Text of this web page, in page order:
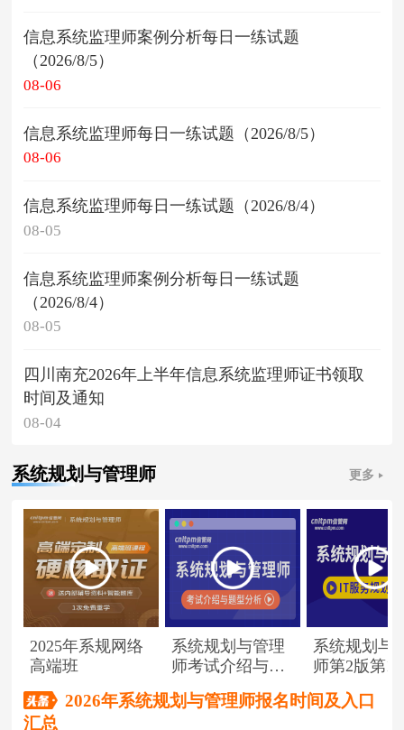
信息系统监理师案例分析每日一练试题
（2026/8/5）
08-06
信息系统监理师每日一练试题（2026/8/5）
08-06
信息系统监理师每日一练试题（2026/8/4）
08-05
信息系统监理师案例分析每日一练试题
（2026/8/4）
08-05
四川南充2026年上半年信息系统监理师证书领取
时间及通知
08-04
系统规划与管理师 更多
2025年系规网络
高端班
系统规划与管理
师考试介绍与题
系统规划与
师第2版第1
2026年系统规划与管理师报名时间及入口
汇总